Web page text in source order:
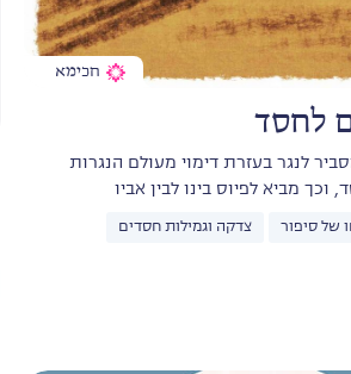
חכימא
לחסד
לנגר בעזרת דימוי מעולם הנגרות
וכך מביא לפיוס בינו לבין אביו
של סיפור צדקה וגמילות חסדים